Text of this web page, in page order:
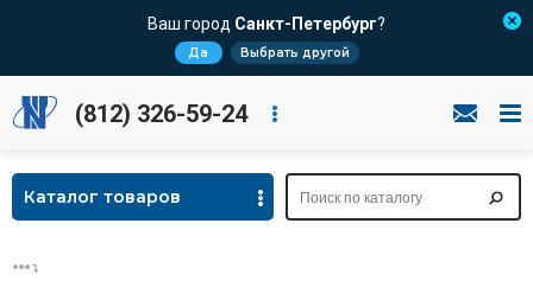
Ваш город Санкт-Петербург?
Да Выбрать другой
(812) 326-59-24
Каталог товаров